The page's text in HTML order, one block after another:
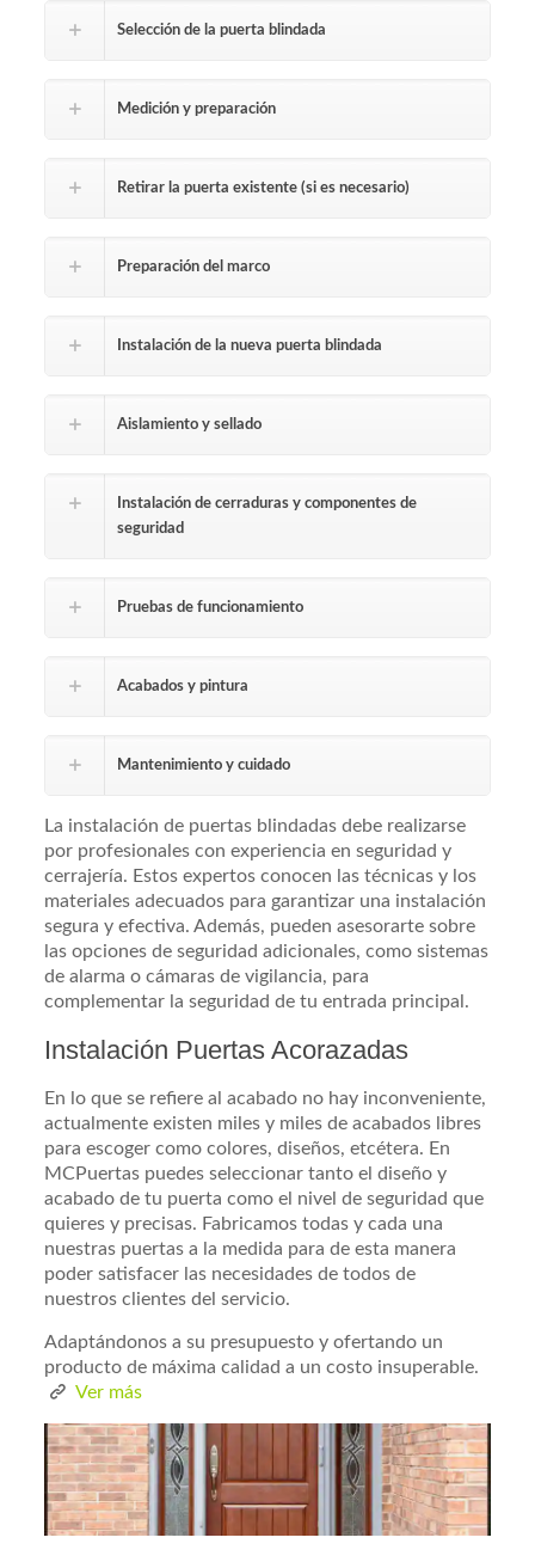
Selección de la puerta blindada
Medición y preparación
Retirar la puerta existente (si es necesario)
Preparación del marco
Instalación de la nueva puerta blindada
Aislamiento y sellado
Instalación de cerraduras y componentes de
seguridad
Pruebas de funcionamiento
Acabados y pintura
Mantenimiento y cuidado
La instalación de puertas blindadas debe realizarse
por profesionales con experiencia en seguridad y
cerrajería. Estos expertos conocen las técnicas y los
materiales adecuados para garantizar una instalación
segura y efectiva. Además, pueden asesorarte sobre
las opciones de seguridad adicionales, como sistemas
de alarma o cámaras de vigilancia, para
complementar la seguridad de tu entrada principal.
Instalación Puertas Acorazadas
En lo que se refiere al acabado no hay inconveniente,
actualmente existen miles y miles de acabados libres
para escoger como colores, diseños, etcétera. En
MCPuertas puedes seleccionar tanto el diseño y
acabado de tu puerta como el nivel de seguridad que
quieres y precisas. Fabricamos todas y cada una
nuestras puertas a la medida para de esta manera
poder satisfacer las necesidades de todos de
nuestros clientes del servicio.
Adaptándonos a su presupuesto y ofertando un
producto de máxima calidad a un costo insuperable.
Ver más